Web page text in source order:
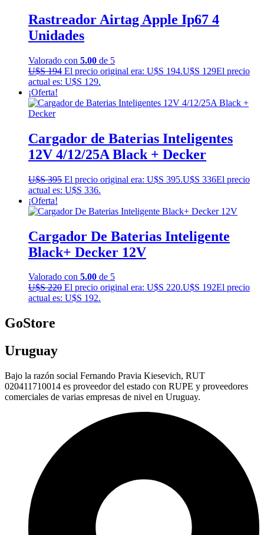
Rastreador Airtag Apple Ip67 4
Unidades
Valorado con 5.00 de 5
U$S194 El precio original era: U$S 194.U$S 129El precio
actual es: U$S 129.
¡Oferta!
Cargador de Baterias Inteligentes
12V 4/12/25A Black + Decker
U$S395 El precio original era: U$S 395.U$S 336El precio
actual es: U$S 336.
¡Oferta!
Cargador De Baterias Inteligente
Black+ Decker 12V
Valorado con 5.00 de 5
U$S220 El precio original era: U$S 220.U$S 192El precio
actual es: U$S 192.
GoStore
Uruguay
Bajo la razón social Fernando Pravia Kiesevich, RUT
020411710014 es proveedor del estado con RUPE y proveedores
comerciales de varias empresas de nivel en Uruguay.